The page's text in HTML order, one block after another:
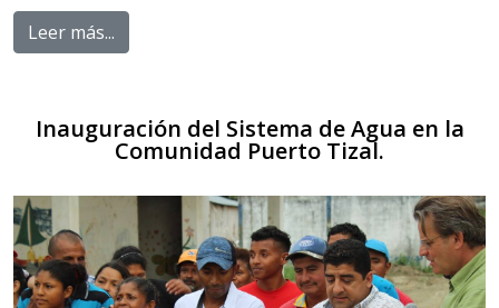
Leer más...
Inauguración del Sistema de Agua en la
Comunidad Puerto Tizal.